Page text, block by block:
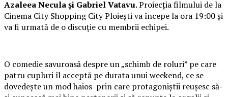
Azaleea Necula și Gabriel Vatavu.Proiecția filmului de la
Cinema City Shopping City Ploiești va începe la ora 19:00 și
va fi urmată de o discuție cu membrii echipei.
O comedie savuroasă despre un „schimb de roluri” pe care
patru cupluri îl acceptă pe durata unui weekend, ce se
dovedește un mod haios prin care protagoniștii reușesc să-